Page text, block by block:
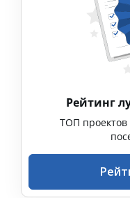
Рейтинг
ТОП